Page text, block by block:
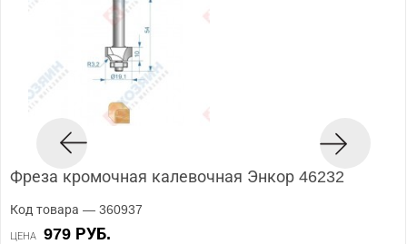
Фреза кромочная калевочная Энкор 46232
Код товара — 360937
ЦЕНА 979 РУБ.